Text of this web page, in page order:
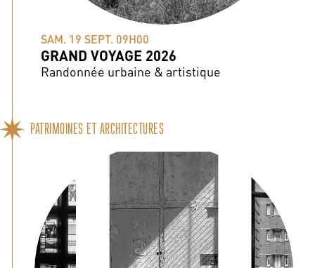
SAM. 19 SEPT. 09H00
GRAND VOYAGE 2026
Randonnée urbaine & artistique
PATRIMOINES ET ARCHITECTURES